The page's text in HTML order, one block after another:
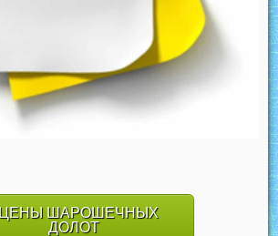
ЦЕНЫ ШАРОШЕЧНЫХ
ДОЛОТ